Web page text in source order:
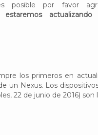
posible por favor
estaremos
los primeros en
un Nexus. Los
22 de junio de 2016) son